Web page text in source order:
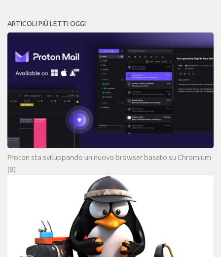
ARTICOLI PIÙ LETTI OGGI
Proton sta sviluppando un nuovo browser basato su Chromium
(8)